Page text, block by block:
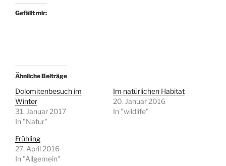
Gefällt mir:
Ähnliche Beiträge
Dolomitenbesuch im
Winter
31. Januar 2017
In "Natur"
Im natürlichen Habitat
20. Januar 2016
In "wildlife"
Frühling
27. April 2016
In "Allgemein"